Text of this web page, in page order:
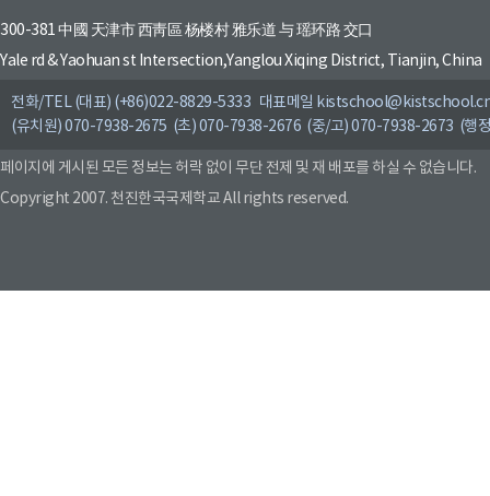
300-381 中國 天津市 西靑區 杨楼村 雅乐道 与 瑶环路 交口
Yale rd & Yaohuan st Intersection,Yanglou Xiqing District, Tianjin, China
전화/TEL (대표) (+86)022-8829-5333 대표메일
(유치원) 070-7938-2675 (초) 070-7938-2676 (중/고) 070-7938-2673 (행
페이지에 게시된 모든 정보는 허락 없이 무단 전제 및 재 배포를 하실 수 없습니다.
Copyright 2007. 천진한국국제학교 All rights reserved.